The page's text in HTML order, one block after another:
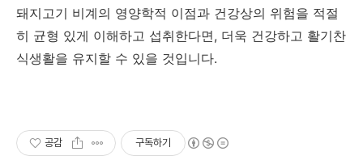
돼지고기 비계의 영양학적 이점과 건강상의 위험을 적절
히 균형 있게 이해하고 섭취한다면, 더욱 건강하고 활기찬
식생활을 유지할 수 있을 것입니다.
공감 구독하기